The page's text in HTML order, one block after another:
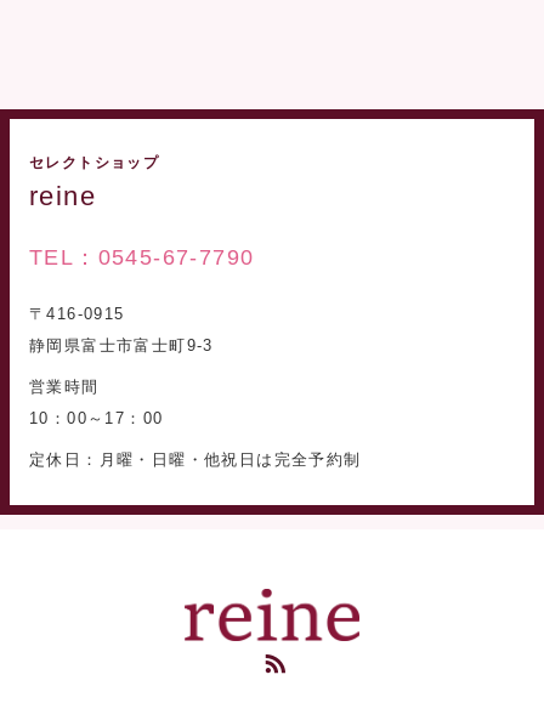
セレクトショップ
reine
TEL：0545-67-7790
〒416-0915
静岡県富士市富士町9-3
営業時間
10：00～17：00
定休日：月曜・日曜・他祝日は完全予約制